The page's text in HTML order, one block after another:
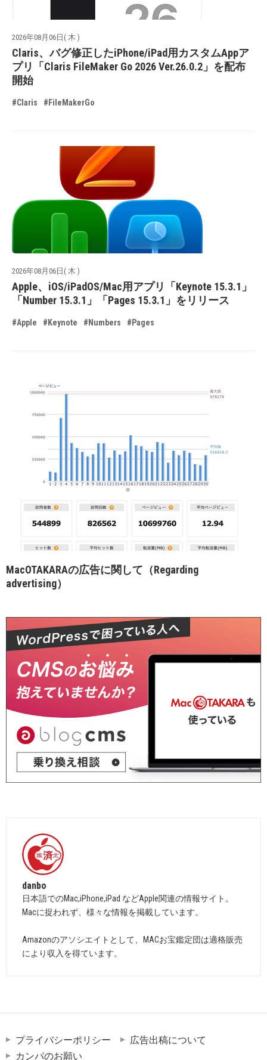
2026年08月06日( 木 )
Claris、バグ修正したiPhone/iPad用カスタムAppア
プリ「Claris FileMaker Go 2026 Ver.26.0.2」を配布
開始
#Claris #FileMakerGo
2026年08月06日( 木 )
Apple、iOS/iPadOS/Mac用アプリ「Keynote 15.3.1」
「Number 15.3.1」「Pages 15.3.1」をリリース
#Apple #Keynote #Numbers #Pages
MacOTAKARAの広告に関して（Regarding
advertising）
danbo
日本語でのMac,iPhone,iPad などApple関連の情報サイト。
Macに捉われず、様々な情報を掲載しています。
Amazonのアソシエイトとして、MACお宝鑑定団は適格販売
により収入を得ています。
プライバシーポリシー
広告出稿について
カンパのお願い